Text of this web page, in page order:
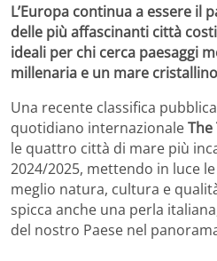
L’Europa continua a essere il
delle più affascinanti città
ideali per chi cerca paesaggi
millenaria e un mare
Una recente classifica
quotidiano internazionaleThe
le quattro città di mare più
2024/2025, mettendo in luce
meglio natura, cultura e
spicca anche una perla
del nostro Paese nel